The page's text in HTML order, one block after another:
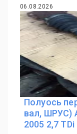
06.08.2026
Полуось
вал, ШРУС)
2005 2,7